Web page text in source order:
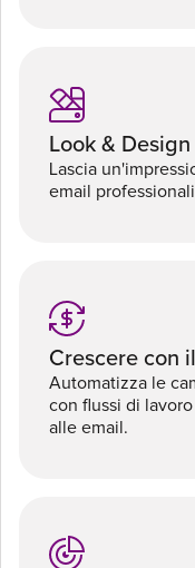
Look &
Lascia
email
Crescere con
Automatizza le
con flussi di
alle email.